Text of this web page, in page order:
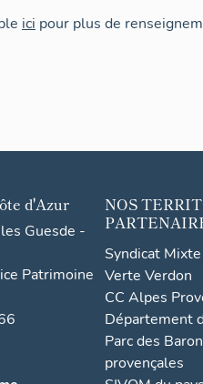
ici pour plus de
d'Azur
Guesde -
Patrimoine
NOS
Syndicat
Verte Verdon
CC Alpes
Département
Parc des
provençales